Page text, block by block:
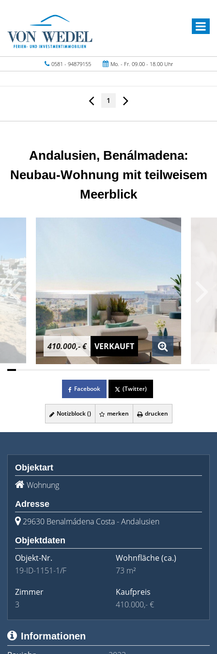
0581 - 94879155 Mo. - Fr. 09.00 - 18.00 Uhr
1
Andalusien, Benálmadena:
Neubau-Wohnung mit teilweisem
Meerblick
410.000,- € VERKAUFT
Facebook (Twitter)
Notizblock () merken drucken
Objektart
Wohnung
Adresse
29630 Benalmádena Costa - Andalusien
Objektdaten
Objekt-Nr.
19-ID-1151-1/F
Wohnfläche(ca.)
73 m²
Zimmer
3
Kaufpreis
410.000,- €
Informationen